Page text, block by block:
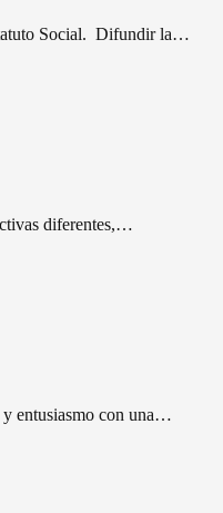
Social. Difundir la…
diferentes,…
entusiasmo con una…